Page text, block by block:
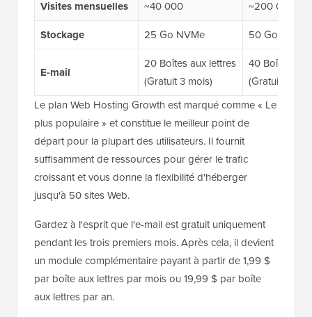
Visites mensuelles
~40 000
~200 000
Stockage
25 Go NVMe 50 Go NVMe
E-mail
20 Boîtes aux lettres
(Gratuit 3 mois)
40 Boîtes
(Gratuit 3
Le plan Web Hosting Growth est marqué comme « Le
plus populaire » et constitue le meilleur point de
départ pour la plupart des utilisateurs. Il fournit
suffisamment de ressources pour gérer le trafic
croissant et vous donne la flexibilité d'héberger
jusqu'à 50 sites Web.
Gardez à l'esprit que l'e-mail est gratuit uniquement
pendant les trois premiers mois. Après cela, il devient
un module complémentaire payant à partir de 1,99 $
par boîte aux lettres par mois ou 19,99 $ par boîte
aux lettres par an.